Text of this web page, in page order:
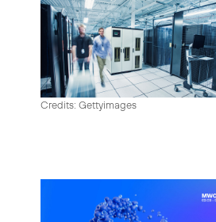
Credits: Gettyimages